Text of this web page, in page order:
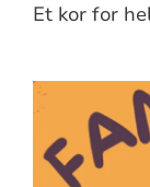
Et kor for